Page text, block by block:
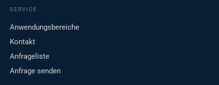
SERVICE
Anwendungsbereiche
Kontakt
Anfrageliste
Anfrage senden